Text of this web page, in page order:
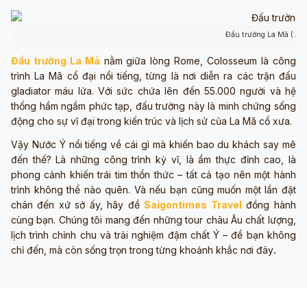
Đấu trường La Mã (
Đấu trường La Mã nằm giữa lòng Rome, Colosseum là công
trình La Mã cổ đại nổi tiếng, từng là nơi diễn ra các trận đấu
gladiator máu lửa. Với sức chứa lên đến 55.000 người và hệ
thống hầm ngầm phức tạp, đấu trường này là minh chứng sống
động cho sự vĩ đại trong kiến trúc và lịch sử của La Mã cổ xưa.
Vậy Nước Ý nổi tiếng về cái gì mà khiến bao du khách say mê
đến thế? Là những công trình kỳ vĩ, là ẩm thực đỉnh cao, là
phong cảnh khiến trái tim thổn thức – tất cả tạo nên một hành
trình không thể nào quên. Và nếu bạn cũng muốn một lần đặt
chân đến xứ sở ấy, hãy đểSaigontimes Travel đồng hành
cùng bạn. Chúng tôi mang đến những tour châu Âu chất lượng,
lịch trình chỉnh chu và trải nghiệm đậm chất Ý – để bạn không
chỉ đến, mà còn sống trọn trong từng khoảnh khắc nơi đây.